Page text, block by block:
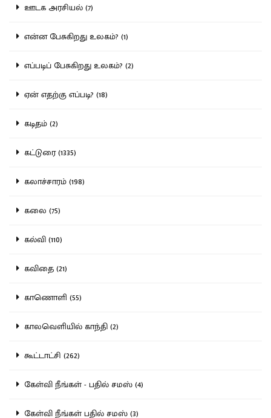
ஊடக அரசியல் (7)
என்ன பேசுகிறது உலகம்? (1)
எப்படிப் பேசுகிறது உலகம்? (2)
ஏன் எதற்கு எப்படி? (18)
கடிதம் (2)
கட்டுரை (1335)
கலாச்சாரம் (198)
கலை (75)
கல்வி (110)
கவிதை (21)
காணொளி (55)
காலவெளியில் காந்தி (2)
கூட்டாட்சி (262)
கேள்வி நீங்கள் - பதில் சமஸ் (4)
கேள்வி நீங்கள் பதில் சமஸ் (3)